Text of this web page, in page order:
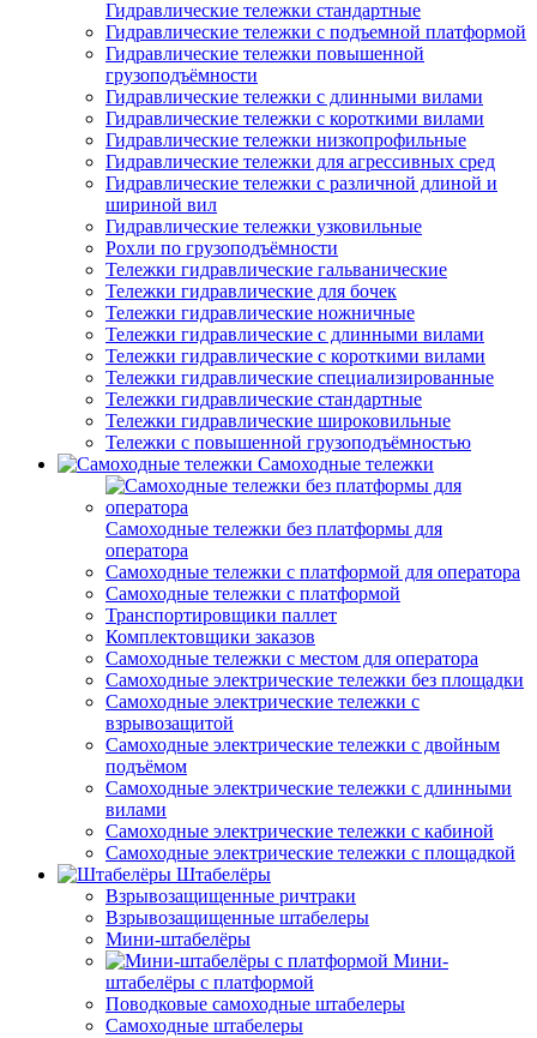
Гидравлические тележки стандартные
Гидравлические тележки с подъемной платформой
Гидравлические тележки повышенной
грузоподъёмности
Гидравлические тележки с длинными вилами
Гидравлические тележки с короткими вилами
Гидравлические тележки низкопрофильные
Гидравлические тележки для агрессивных сред
Гидравлические тележки с различной длиной и
шириной вил
Гидравлические тележки узковильные
Рохли по грузоподъёмности
Тележки гидравлические гальванические
Тележки гидравлические для бочек
Тележки гидравлические ножничные
Тележки гидравлические с длинными вилами
Тележки гидравлические с короткими вилами
Тележки гидравлические специализированные
Тележки гидравлические стандартные
Тележки гидравлические широковильные
Тележки с повышенной грузоподъёмностью
Самоходные тележки
Самоходные тележки без платформы для
оператора
Самоходные тележки с платформой для оператора
Самоходные тележки с платформой
Транспортировщики паллет
Комплектовщики заказов
Самоходные тележки с местом для оператора
Самоходные электрические тележки без площадки
Самоходные электрические тележки с
взрывозащитой
Самоходные электрические тележки с двойным
подъёмом
Самоходные электрические тележки с длинными
вилами
Самоходные электрические тележки с кабиной
Самоходные электрические тележки с площадкой
Штабелёры
Взрывозащищенные ричтраки
Взрывозащищенные штабелеры
Мини-штабелёры
Мини-
штабелёры с платформой
Поводковые самоходные штабелеры
Самоходные штабелеры